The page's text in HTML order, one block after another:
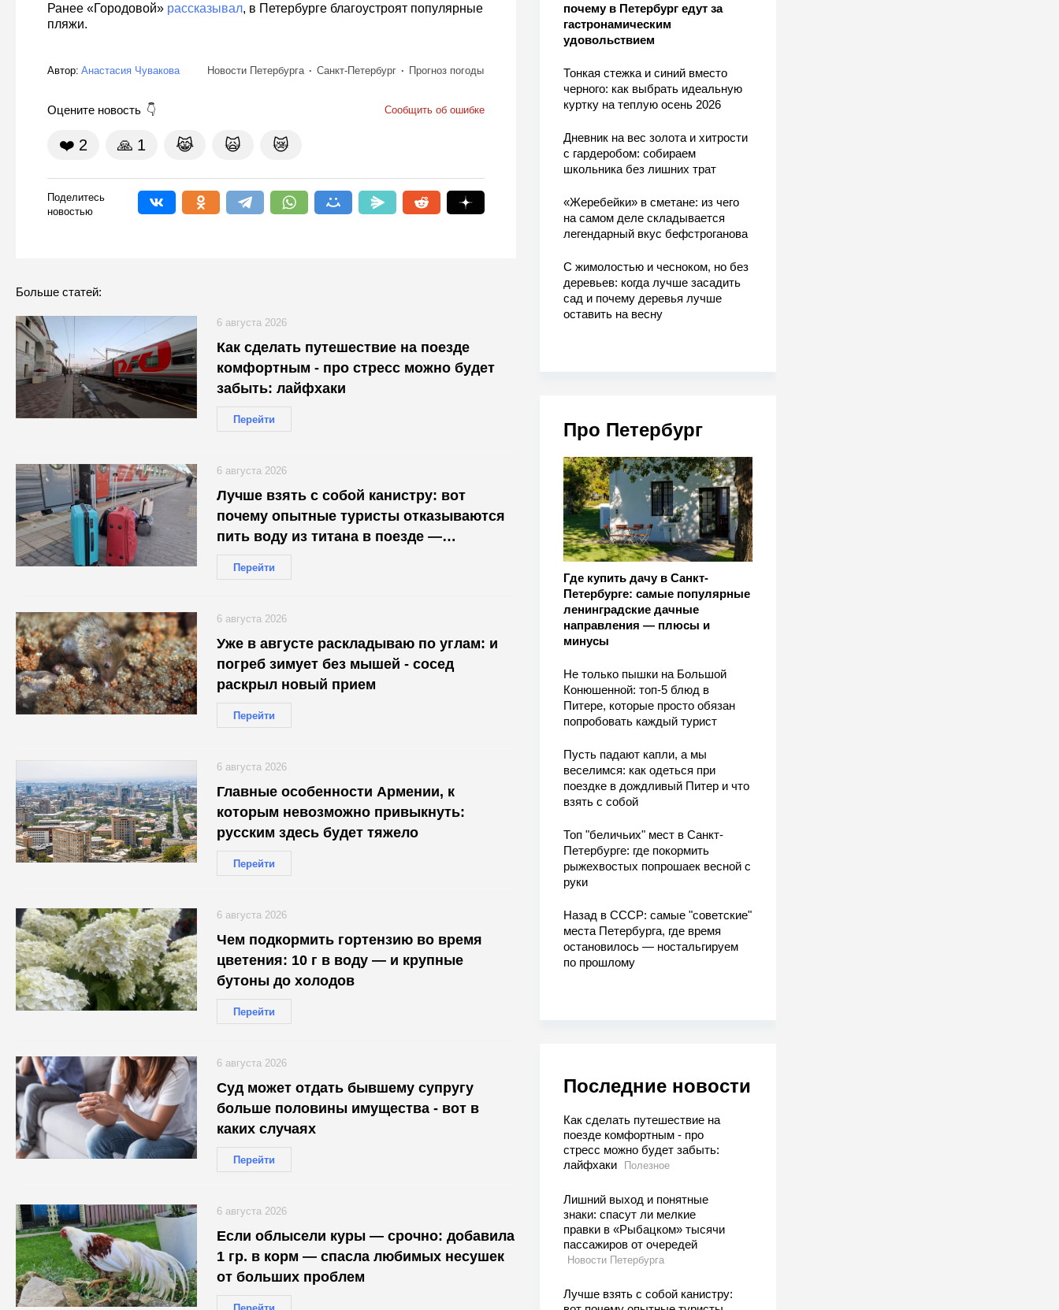
почему в Петербург едут за
гастронамическим
удовольствием
Тонкая стежка и синий вместо
черного: как выбрать идеальную
куртку на теплую осень 2026
Дневник на вес золота и хитрости
с гардеробом: собираем
школьника без лишних трат
«Жеребейки» в сметане: из чего
на самом деле складывается
легендарный вкус бефстроганова
С жимолостью и чесноком, но без
деревьев: когда лучше засадить
сад и почему деревья лучше
оставить на весну
Про Петербург
Где купить дачу в Санкт-
Петербурге: самые популярные
ленинградские дачные
направления — плюсы и
минусы
Не только пышки на Большой
Конюшенной: топ-5 блюд в
Питере, которые просто обязан
попробовать каждый турист
Пусть падают капли, а мы
веселимся: как одеться при
поездке в дождливый Питер и что
взять с собой
Топ "беличьих" мест в Санкт-
Петербурге: где покормить
рыжехвостых попрошаек весной с
руки
Назад в СССР: самые "советские"
места Петербурга, где время
остановилось — ностальгируем
по прошлому
Последние новости
Как сделать путешествие на
поезде комфортным - про
стресс можно будет забыть:
лайфхаки
Полезное
Лишний выход и понятные
знаки: спасут ли мелкие
правки в «Рыбацком» тысячи
пассажиров от очередей
Новости Петербурга
Лучше взять с собой канистру:
Ранее «Городовой» рассказывал, в Петербурге благоустроят популярные
пляжи.
Автор: Анастасия Чувакова Новости Петербурга Санкт-Петербург Прогноз погоды
Оцените новость Сообщить об ошибке
❤️ 2 🙏 1 😹 🙀 😿
Поделитесь
новостью
Больше статей:
Как сделать путешествие на поезде
комфортным - про стресс можно будет
забыть: лайфхаки
Перейти
6 августа 2026
Лучше взять с собой канистру: вот
почему опытные туристы отказываются
пить воду из титана в поезде —
Перейти
6 августа 2026
Уже в августе раскладываю по углам: и
погреб зимует без мышей - сосед
раскрыл новый прием
Перейти
6 августа 2026
Главные особенности Армении, к
которым невозможно привыкнуть:
русским здесь будет тяжело
Перейти
6 августа 2026
Чем подкормить гортензию во время
цветения: 10 г в воду — и крупные
бутоны до холодов
Перейти
6 августа 2026
Суд может отдать бывшему супругу
больше половины имущества - вот в
каких случаях
Перейти
6 августа 2026
Если облысели куры — срочно: добавила
1 гр. в корм — спасла любимых несушек
от больших проблем
6 августа 2026